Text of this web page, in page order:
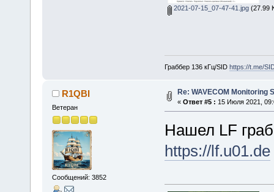
2021-07-15_07-47-41.jpg(27.99
Граббер 136 кГц/SID https://t.me/
R1QBI
Ветеран
Сообщений: 3852
Re: WAVECOM Monitoring
« Ответ #5 : 15 Июля 2021,
Нашел LF
https://lf.u01.de